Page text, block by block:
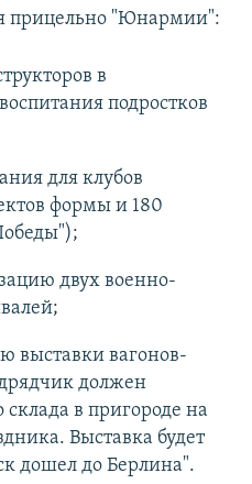
прицельно "Юнармии":
в
подростков
для клубов
формы и 180
двух военно-
выставки вагонов-
должен
склада в пригороде на
Выставка будет
дошел до Берлина".